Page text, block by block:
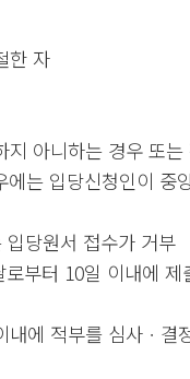
한 자
아니하는 경우 또는
는 입당신청인이 중
당원서 접수가 거부
부터 10일 이내에 제
에 적부를 심사ㆍ결